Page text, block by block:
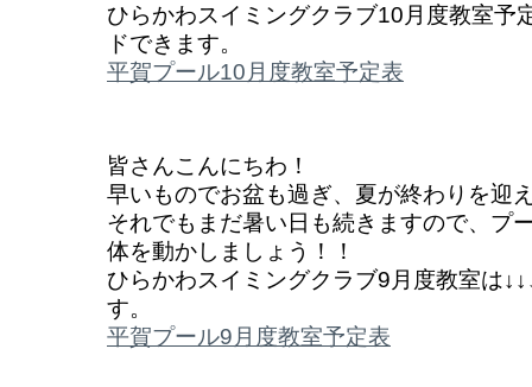
ひらかわスイミングクラブ10月度教室予
ドできます。
平賀プール10月度教室予定表
皆さんこんにちわ！
早いものでお盆も過ぎ、夏が終わりを迎
それでもまだ暑い日も続きますので、プ
体を動かしましょう！！
ひらかわスイミングクラブ9月度教室は
す。
平賀プール9月度教室予定表